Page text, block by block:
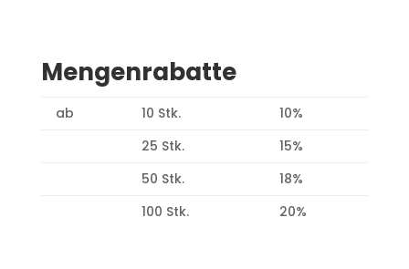
Mengenrabatte
ab 10 Stk.
10%
25 Stk.
15%
50 Stk.
18%
100 Stk.
20%